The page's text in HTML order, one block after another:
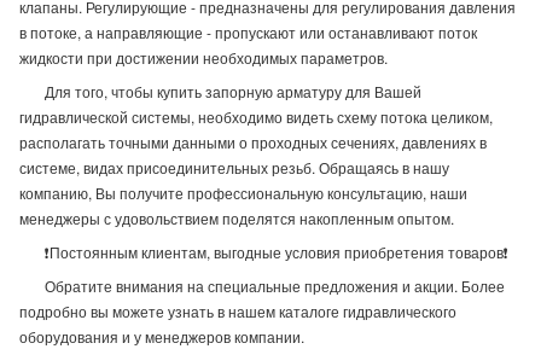
клапаны. Регулирующие - предназначены для регулирования давления
в потоке, а направляющие - пропускают или останавливают поток
жидкости при достижении необходимых параметров.
Для того, чтобы купить запорную арматуру для Вашей
гидравлической системы, необходимо видеть схему потока целиком,
располагать точными данными о проходных сечениях, давлениях в
системе, видах присоединительных резьб. Обращаясь в нашу
компанию, Вы получите профессиональную консультацию, наши
менеджеры с удовольствием поделятся накопленным опытом.
❗Постоянным клиентам, выгодные условия приобретения товаров❗
Обратите внимания на специальные предложения и акции. Более
подробно вы можете узнать в нашем каталоге гидравлического
оборудования и у менеджеров компании.